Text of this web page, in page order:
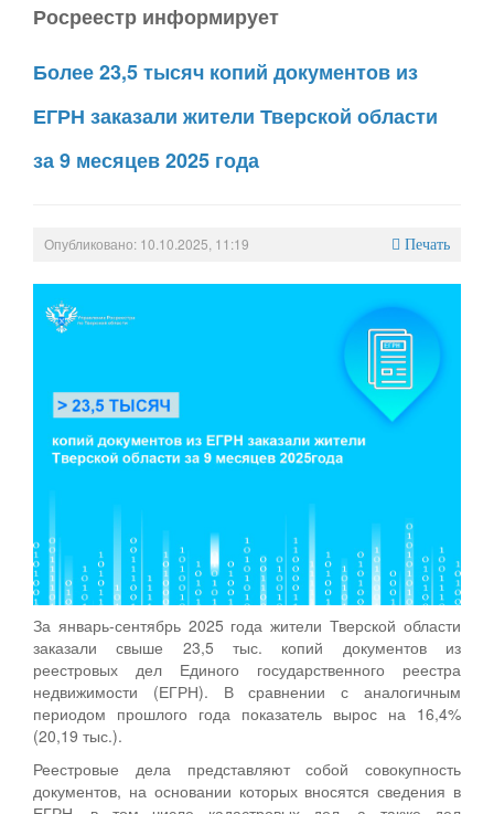
Росреестр информирует
Более 23,5 тысяч копий документов из
ЕГРН заказали жители Тверской области
за 9 месяцев 2025 года
Опубликовано: 10.10.2025, 11:19 Печать
За январь-сентябрь 2025 года жители Тверской области
заказали свыше 23,5 тыс. копий документов из
реестровых дел Единого государственного реестра
недвижимости (ЕГРН). В сравнении с аналогичным
периодом прошлого года показатель вырос на 16,4%
(20,19 тыс.).
Реестровые дела представляют собой совокупность
документов, на основании которых вносятся сведения в